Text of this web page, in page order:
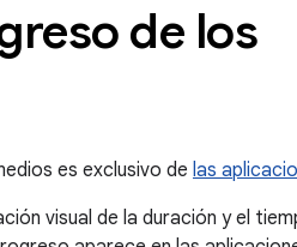
de los
es exclusivo de las
visual de la duración y el